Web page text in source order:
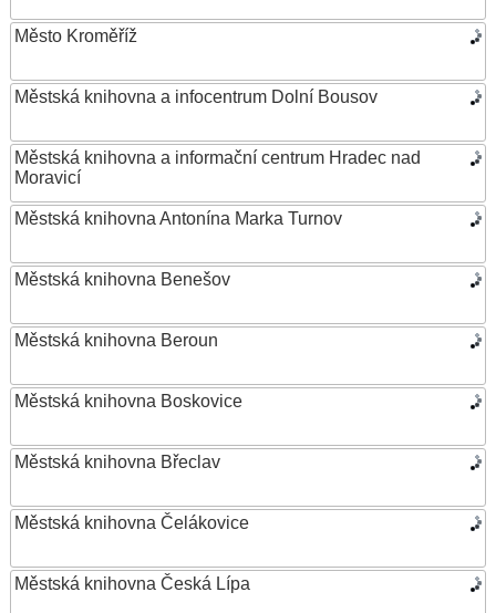
Město Kroměříž
Městská knihovna a infocentrum Dolní Bousov
Městská knihovna a informační centrum Hradec nad
Moravicí
Městská knihovna Antonína Marka Turnov
Městská knihovna Benešov
Městská knihovna Beroun
Městská knihovna Boskovice
Městská knihovna Břeclav
Městská knihovna Čelákovice
Městská knihovna Česká Lípa